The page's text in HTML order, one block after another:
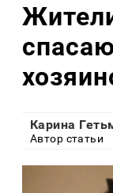
Карина
Автор статьи